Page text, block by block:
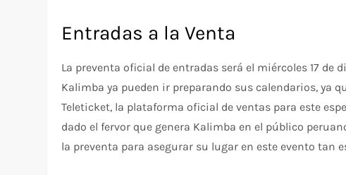
Entradas a la Venta
La preventa oficial de entradas será el miércoles 17
Kalimba ya pueden ir preparando sus calendarios, ya
Teleticket, la plataforma oficial de ventas para este
dado el fervor que genera Kalimba en el público
la preventa para asegurar su lugar en este evento tan